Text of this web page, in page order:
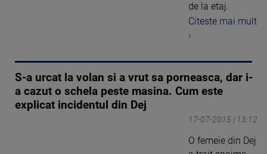
de la etaj.
Citeste mai mult
›
S-a urcat la volan si a vrut sa porneasca, dar i-
a cazut o schela peste masina. Cum este
explicat incidentul din Dej
17-07-2015 | 13:12
O femeie din Dej